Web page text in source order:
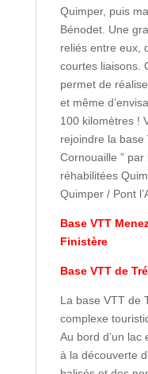
Quimper, puis
Bénodet. Une
reliés entre eux,
courtes liaisons.
permet de
et même
100 kilomètres !
rejoindre la base
Cornouaille ”
réhabilitées
Quimper / Pont
Base VTT
Finistère
Base VTT de
La base VTT de
complexe
Au bord d’un
à la découverte